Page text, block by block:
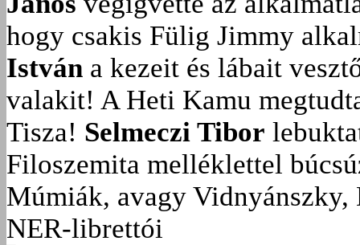
hogy csakis Fülig Jimmy
István a kezeit és lábait
valakit! A Heti Kamu
Tisza! Selmeczi Tibor
Filoszemita melléklettel
Múmiák, avagy Vidnyánszky,
NER-librettói